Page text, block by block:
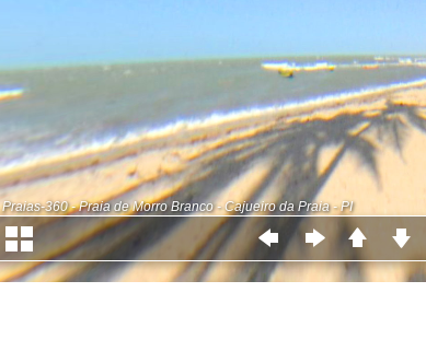
Praias-360 - Praia de Morro Branco - Cajueiro da Praia - PI